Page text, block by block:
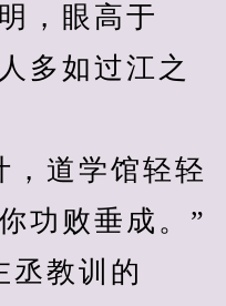
，眼高于
多如过江之
道学馆轻轻
功败垂成。”
教训的